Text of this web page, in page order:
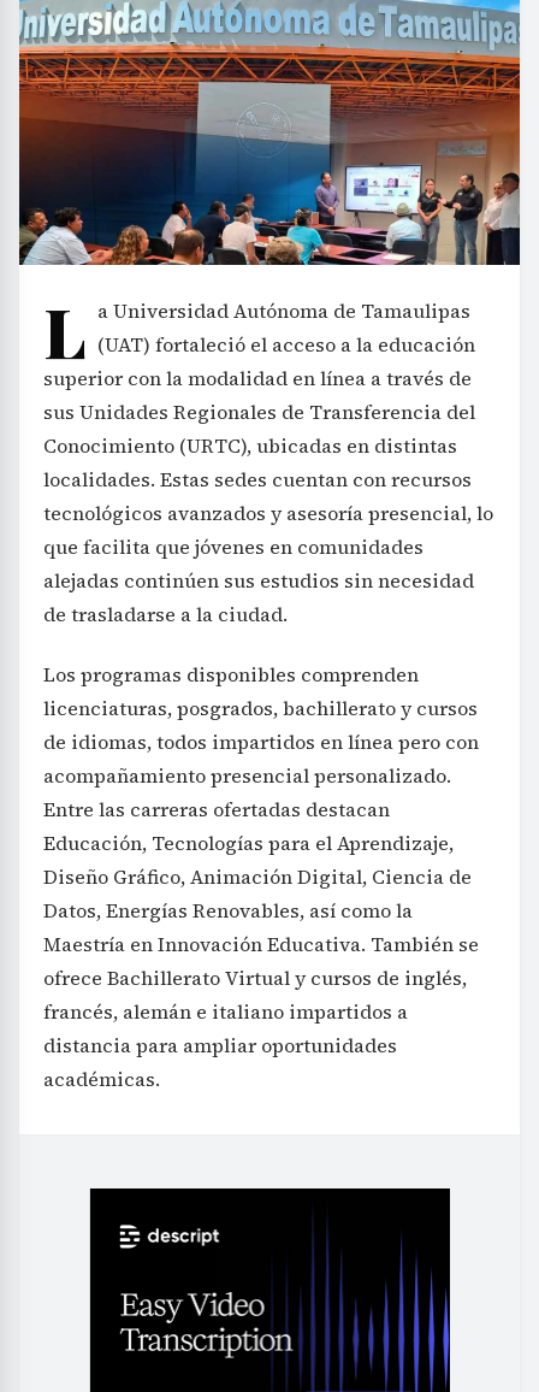
L a Universidad Autónoma de Tamaulipas
(UAT) fortaleció el acceso a la educación
superior con la modalidad en línea a través de
sus Unidades Regionales de Transferencia del
Conocimiento (URTC), ubicadas en distintas
localidades. Estas sedes cuentan con recursos
tecnológicos avanzados y asesoría presencial, lo
que facilita que jóvenes en comunidades
alejadas continúen sus estudios sin necesidad
de trasladarse a la ciudad.
Los programas disponibles comprenden
licenciaturas, posgrados, bachillerato y cursos
de idiomas, todos impartidos en línea pero con
acompañamiento presencial personalizado.
Entre las carreras ofertadas destacan
Educación, Tecnologías para el Aprendizaje,
Diseño Gráfico, Animación Digital, Ciencia de
Datos, Energías Renovables, así como la
Maestría en Innovación Educativa. También se
ofrece Bachillerato Virtual y cursos de inglés,
francés, alemán e italiano impartidos a
distancia para ampliar oportunidades
académicas.